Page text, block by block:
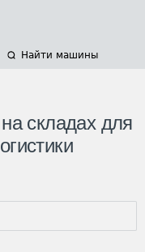
Найти машины
складах для